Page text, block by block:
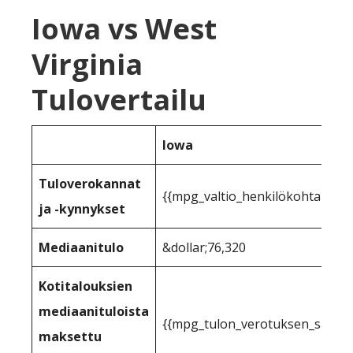
Iowa vs West
Virginia
Tulovertailu
Iowa
Tuloverokannat
ja -kynnykset
Mediaanitulo &dollar;76,320
Kotitalouksien
mediaanituloista
maksettu